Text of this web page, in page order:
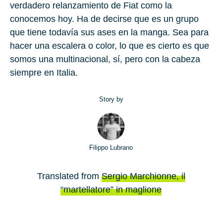
verdadero relanzamiento de Fiat como la
conocemos hoy. Ha de decirse que es un grupo
que tiene todavía sus ases en la manga. Sea para
hacer una escalera o color, lo que es cierto es que
somos una multinacional, sí, pero con la cabeza
siempre en Italia.
Story by
Filippo Lubrano
Translated from Sergio Marchionne, il
“martellatore” in maglione